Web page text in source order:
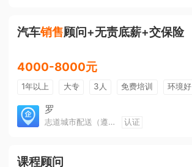
汽车销售顾问+无责底薪+交保险
4000-8000元
1年以上 大专 3人 免费培训
环境好
朝九晚五
奖金
罗
志道城市配送（遵义）有限公司 认证
课程顾问